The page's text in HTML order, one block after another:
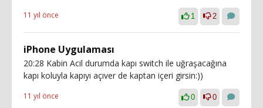
11 yıl önce 1 2
iPhone Uygulaması
20:28 Kabin Acil durumda kapı switch ile uğraşacağına
kapı koluyla kapıyı açıver de kaptan içeri girsin:))
11 yıl önce 0 0